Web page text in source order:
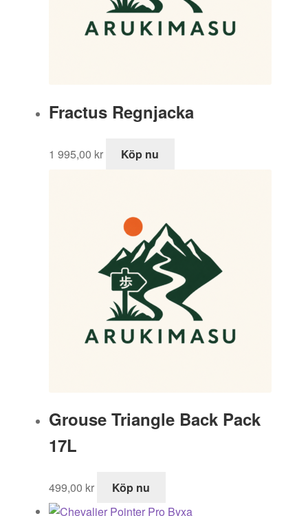
Fractus Regnjacka
1 995,00 kr Köp nu
Grouse Triangle Back Pack
17L
499,00 kr Köp nu